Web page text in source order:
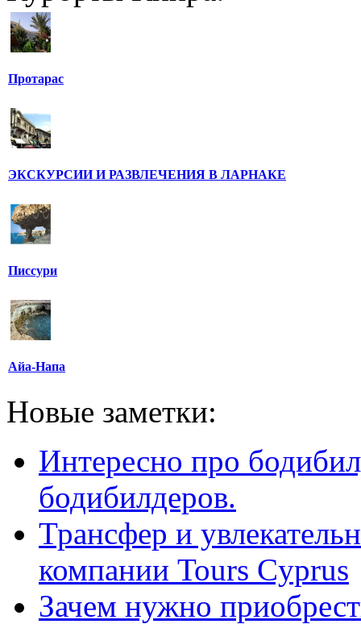
Протарас
ЭКСКУРСИИ И РАЗВЛЕЧЕНИЯ В ЛАРНАКЕ
Писсури
Айа-Напа
Новые заметки:
Интересно про
бодибилдеров.
Трансфер и
компании Tours Cyprus
Зачем нужно